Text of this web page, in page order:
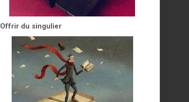
Offrir du singulier